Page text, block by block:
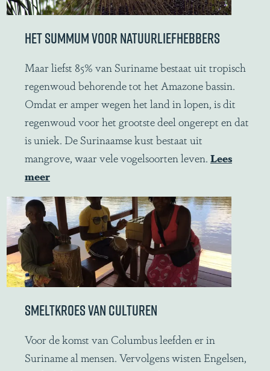
HET SUMMUM VOOR NATUURLIEFHEBBERS
H
e
t
s
u
m
m
u
m
v
o
o
r
n
a
t
u
Maar liefst 85% van Suriname bestaat uit tropisch
regenwoud behorende tot het Amazone bassin.
Omdat er amper wegen het land in lopen, is dit
regenwoud voor het grootste deel ongerept en dat
is uniek. De Surinaamse kust bestaat uit
mangrove, waar vele vogelsoorten leven.Lees
meer
SMELTKROES VAN CULTUREN
S
m
Voor de komst van Columbus leefden er in
Suriname al mensen. Vervolgens wisten Engelsen,